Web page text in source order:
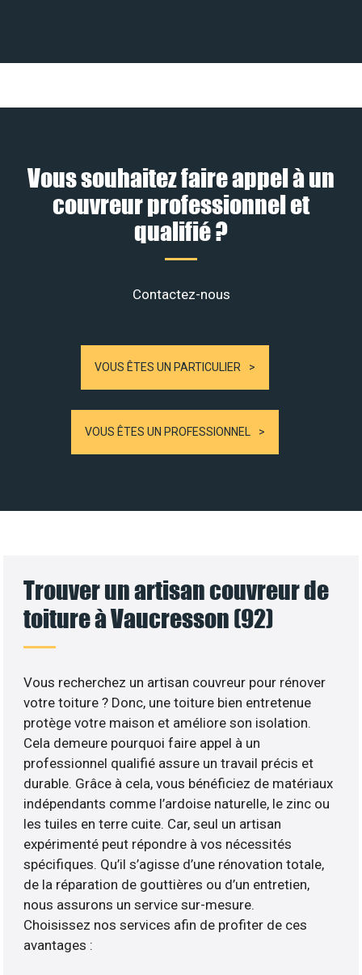
Vous souhaitez faire appel à un
couvreur professionnel et
qualifié ?
Contactez-nous
VOUS ÊTES UN PARTICULIER
VOUS ÊTES UN PROFESSIONNEL
Trouver un artisan couvreur de
toiture à Vaucresson (92)
Vous recherchez un artisan couvreur pour rénover
votre toiture ? Donc, une toiture bien entretenue
protège votre maison et améliore son isolation.
Cela demeure pourquoi faire appel à un
professionnel qualifié assure un travail précis et
durable. Grâce à cela, vous bénéficiez de matériaux
indépendants comme l’ardoise naturelle, le zinc ou
les tuiles en terre cuite. Car, seul un artisan
expérimenté peut répondre à vos nécessités
spécifiques. Qu’il s’agisse d’une rénovation totale,
de la réparation de gouttières ou d’un entretien,
nous assurons un service sur-mesure.
Choisissez nos services afin de profiter de ces
avantages :